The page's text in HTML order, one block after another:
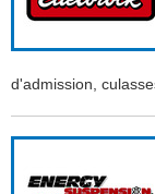
d'admission,